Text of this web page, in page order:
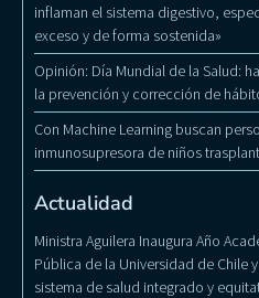
inflaman el sistema digestivo,
exceso y de forma sostenida»
Opinión: Día Mundial de la Salud:
la prevención y corrección de
Con Machine Learning buscan
inmunosupresora de niños
Actualidad
Ministra Aguilera Inaugura Año
Pública de la Universidad de Chile
sistema de salud integrado y